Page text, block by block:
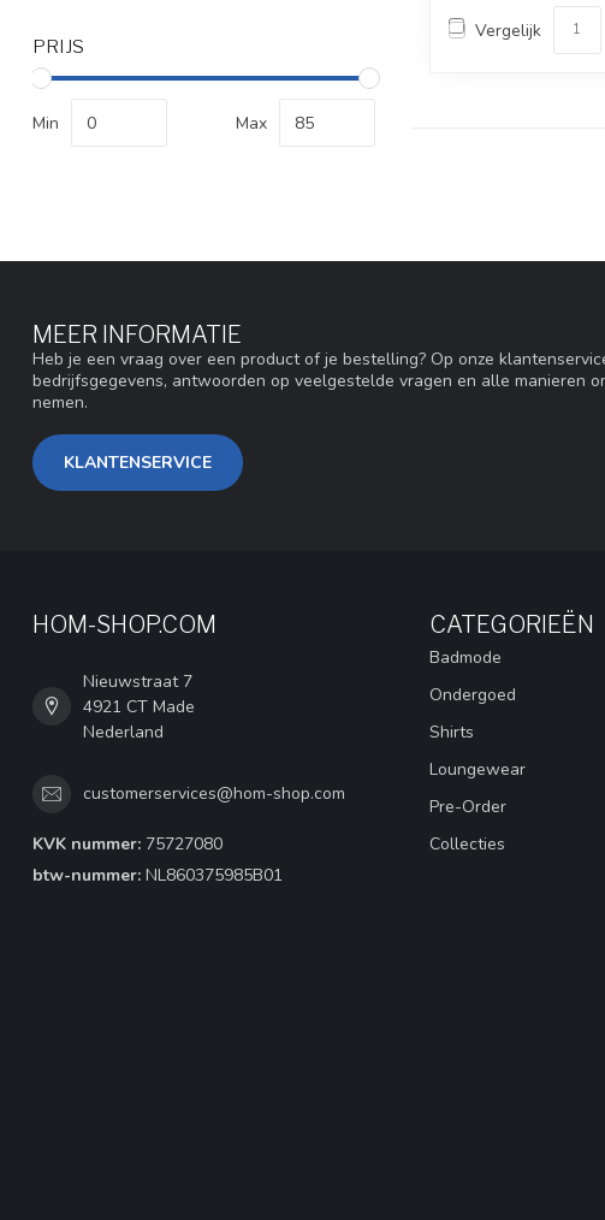
PRIJS
Min Max
Vergelijk
MEER INFORMATIE
Heb je een vraag over een product of je bestelling? Op onze
bedrijfsgegevens, antwoorden op veelgestelde vragen en alle manieren
nemen.
KLANTENSERVICE
HOM-SHOP.COM
Nieuwstraat 7
4921 CT Made
Nederland
customerservices@hom-shop.com
KVK nummer: 75727080
btw-nummer: NL860375985B01
CATEGORIEËN
Badmode
Ondergoed
Shirts
Loungewear
Pre-Order
Collecties